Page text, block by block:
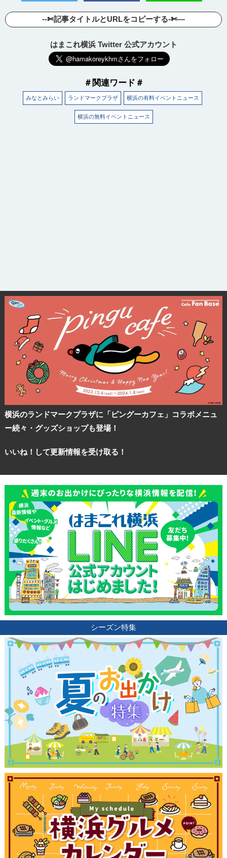
--✄記事タイトルとURLをコピーする-✄—
はまこれ横浜 Twitter 公式アカウント
＃関連ワード＃
みなとみらい ランドマークプラザ 横浜の有料イベントニュース
横浜の無料イベントニュース
横浜のランドマークプラザに「ピングーカフェ」コラボメニュ
ー続々・グッズショップも登場！
いいね！して更新情報を受け取る！
シーズン特集
観光ガイド
ランキング
ブログ記事
サイトについて